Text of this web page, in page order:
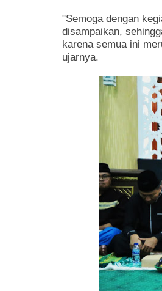
"Semoga dengan
disampaikan,
karena semua ini
ujarnya.